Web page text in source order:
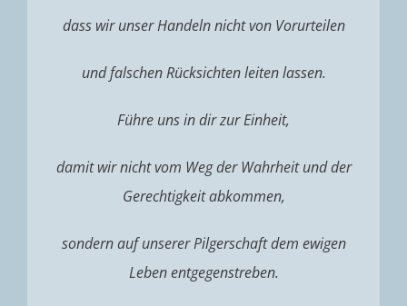
dass wir unser Handeln nicht von Vorurteilen
und falschen Rücksichten leiten lassen.
Führe uns in dir zur Einheit,
damit wir nicht vom Weg der Wahrheit und der
Gerechtigkeit abkommen,
sondern auf unserer Pilgerschaft dem ewigen
Leben entgegenstreben.